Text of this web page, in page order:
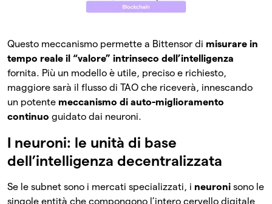
Questo meccanismo permette a Bittensor di misurare in
tempo reale il “valore” intrinseco dell’intelligenza
fornita. Più un modello è utile, preciso e richiesto,
maggiore sarà il flusso di TAO che riceverà, innescando
un potente meccanismo di auto-miglioramento
continuo guidato dai neuroni.
I neuroni: le unità di base
dell’intelligenza decentralizzata
Se le subnet sono i mercati specializzati, i neuroni sono le
singole entità che compongono l’intero cervello digitale